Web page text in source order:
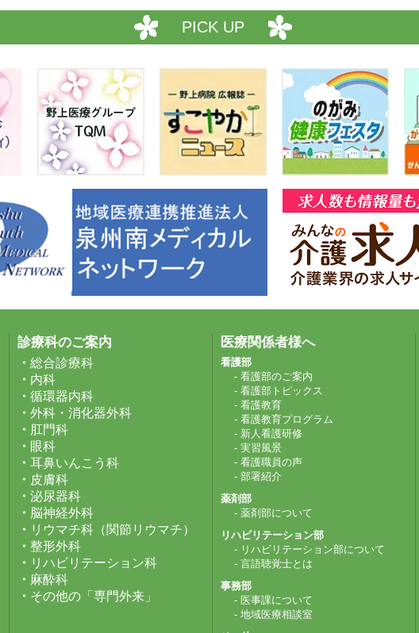
PICK UP
診療科のご案内
総合診療科
内科
循環器内科
外科・消化器外科
肛門科
眼科
耳鼻いんこう科
皮膚科
泌尿器科
脳神経外科
リウマチ科（関節リウマチ）
整形外科
リハビリテーション科
麻酔科
その他の「専門外来」
医療関係者様へ
看護部
- 看護部のご案内
- 看護部トピックス
- 看護教育
- 看護教育プログラム
- 新人看護研修
- 実習風景
- 看護職員の声
- 部署紹介
薬剤部
- 薬剤部について
リハビリテーション部
- リハビリテーション部について
- 言語聴覚士とは
事務部
- 医事課について
- 地域医療相談室